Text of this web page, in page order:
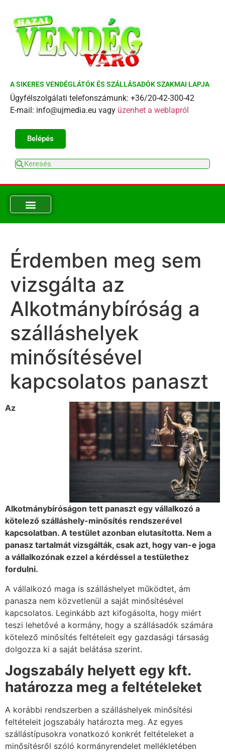
A SIKERES VENDÉGLÁTÓK ÉS SZÁLLÁSADÓK SZAKMAI LAPJA
Ügyfélszolgálati telefonszámunk: +36/20-42-300-42
E-mail: info@ujmedia.eu vagy üzenhet a weblapról
Belépés
Érdemben meg sem
vizsgálta az
Alkotmánybíróság a
szálláshelyek
minősítésével
kapcsolatos panaszt
Az
Alkotmánybíróságon tett panaszt egy vállalkozó a
kötelező szálláshely-minősítés rendszerével
kapcsolatban. A testület azonban elutasította. Nem a
panasz tartalmát vizsgálták, csak azt, hogy van-e joga
a vállalkozónak ezzel a kérdéssel a testülethez
fordulni.
A vállalkozó maga is szálláshelyet működtet, ám
panasza nem közvetlenül a saját minősítésével
kapcsolatos. Leginkább azt kifogásolta, hogy miért
teszi lehetővé a kormány, hogy a szállásadók számára
kötelező minősítés feltételeit egy gazdasági társaság
dolgozza ki a saját belátása szerint.
Jogszabály helyett egy kft.
határozza meg a feltételeket
A korábbi rendszerben a szálláshelyek minősítési
feltételeit jogszabály határozta meg. Az egyes
szállástípusokra vonatkozó konkrét feltételeket a
minősítésről szóló kormányrendelet mellékletében